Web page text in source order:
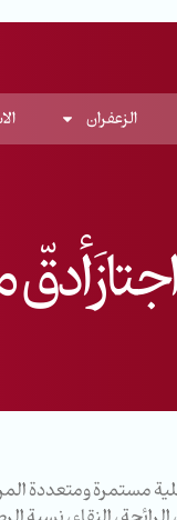
الزعفران
أدقّ
مستمرة ومتعددة